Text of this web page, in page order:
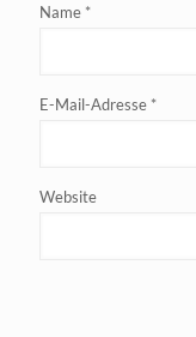
Name *
E-Mail-Adresse *
Website